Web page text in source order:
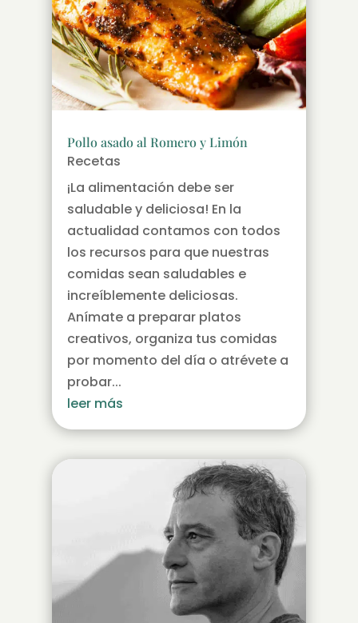
Pollo asado al Romero y Limón
Recetas
¡La alimentación debe ser
saludable y deliciosa! En la
actualidad contamos con todos
los recursos para que nuestras
comidas sean saludables e
increíblemente deliciosas.
Anímate a preparar platos
creativos, organiza tus comidas
por momento del día o atrévete a
probar...
leer más